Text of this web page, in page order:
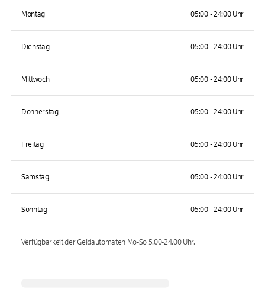
Montag 05:00 - 24:00 Uhr
Dienstag 05:00 - 24:00 Uhr
Mittwoch 05:00 - 24:00 Uhr
Donnerstag 05:00 - 24:00 Uhr
Freitag 05:00 - 24:00 Uhr
Samstag 05:00 - 24:00 Uhr
Sonntag 05:00 - 24:00 Uhr
Verfügbarkeit der Geldautomaten Mo-So 5.00-24.00Uhr.